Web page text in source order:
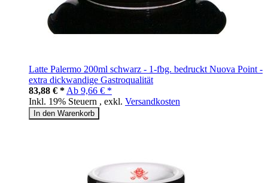
Latte Palermo 200ml schwarz - 1-fbg. bedruckt Nuova Point -
extra dickwandige Gastroqualität
83,88 € * Ab 9,66 € *
Inkl. 19% Steuern , exkl. Versandkosten
In den Warenkorb